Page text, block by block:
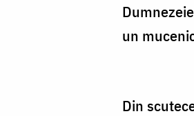
un
Din